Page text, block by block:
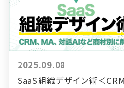
2025.09.08
SaaS組織デザイン術＜